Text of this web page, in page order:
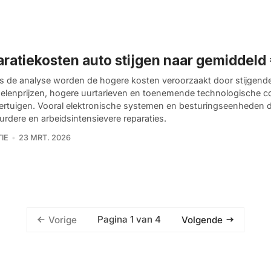
auto stijgen naar gemiddeld
de analyse worden de hogere kosten veroorzaakt door
hogere uurtarieven en toenemende technologische
Vooral elektronische systemen en besturingseenheden
en arbeidsintensievere reparaties.
23 MRT. 2026
Vorige Pagina 1 van 4 Volgende